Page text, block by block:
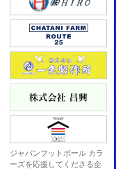
ジャパンフットボール カラ
ーズを応援してくださる企